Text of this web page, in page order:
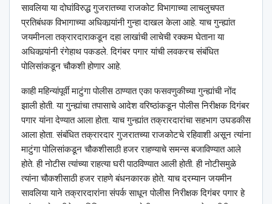
सावलिया या दोघांविरुद्ध गुजरातच्या राजकोट विभागाच्या लाचलुचपत
प्रतिबंधक विभागाच्या अधिकार्‍यांनी गुन्हा दाखल केला आहे. याच गुन्ह्यांत
जयमीनला तक्रारदाराकडून दहा लाखांची लाचेची रक्कम घेताना या
अधिकार्‍यांनी रंगेहाथ पकडले. दिगंबर पगार यांची लवकरच संबंधित
पोलिसांकडून चौकशी होणार आहे.
काही महिन्यांपूर्वी माटुंगा पोलीस ठाण्यात एका फसवणुकीच्या गुन्ह्यांची नोंद
झाली होती. या गुन्ह्यांचा तपासाचे आदेश वरिष्ठांकडून पोलीस निरीक्षक दिगंबर
पगार यांना देण्यात आला होता. याच गुन्ह्यांत तक्रारदारांचा सहभाग उघडकीस
आला होता. संबंधित तक्रारदार गुजरातच्या राजकोटचे रहिवाशी असून त्यांना
माटुंगा पोलिसांकडून चौकशीसाठी हजर राहण्याचे समन्स बजाविण्यात आले
होते. ही नोटीस त्यांच्या राहत्या घरी पाठविण्यात आली होती. ही नोटीसमुळे
त्यांना चौकशीसाठी हजर राहणे बंधनकारक होते. याच दरम्यान जयमीन
सावलिया याने तक्रारदारांना संपर्क साधून पोलीस निरीक्षक दिगंबर पगार हे